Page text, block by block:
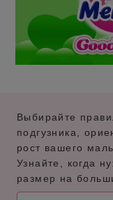
Выбирайте
подгузника,
рост вашего
Узнайте, когда
размер на